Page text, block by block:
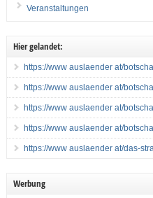
Veranstaltungen
Hier gelandet:
https://www auslaender at/
https://www auslaender at/
https://www auslaender at/
https://www auslaender at/
https://www auslaender at/das-
Werbung